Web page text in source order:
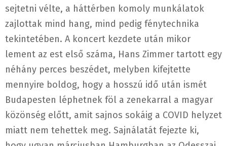
sejtetni vélte, a háttérben komoly munkálatok
zajlottak mind hang, mind pedig fénytechnika
tekintetében. A koncert kezdete után mikor
lement az est első száma, Hans Zimmer tartott egy
néhány perces beszédet, melyben kifejtette
mennyire boldog, hogy a hosszú idő után ismét
Budapesten léphetnek föl a zenekarral a magyar
közönség előtt, amit sajnos sokáig a COVID helyzet
miatt nem tehettek meg. Sajnálatát fejezte ki,